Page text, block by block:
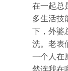
在一起总
多生活技
下，外婆
洗。老表
一个人在